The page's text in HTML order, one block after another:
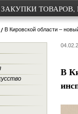
ЗАКУПКИ ТОВАРОВ,
В Кировской области –
В